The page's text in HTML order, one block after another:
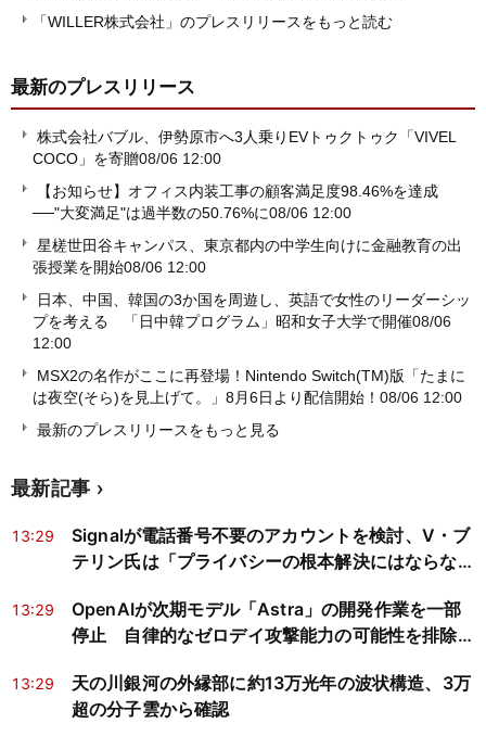
「WILLER株式会社」のプレスリリースをもっと読む
最新のプレスリリース
株式会社バブル、伊勢原市へ3人乗りEVトゥクトゥク「VIVEL
COCO」を寄贈08/06 12:00
【お知らせ】オフィス内装工事の顧客満足度98.46%を達成
──"大変満足"は過半数の50.76%に08/06 12:00
星槎世田谷キャンパス、東京都内の中学生向けに金融教育の出
張授業を開始08/06 12:00
日本、中国、韓国の3か国を周遊し、英語で女性のリーダーシッ
プを考える 「日中韓プログラム」昭和女子大学で開催08/06
12:00
MSX2の名作がここに再登場！Nintendo Switch(TM)版「たまに
は夜空(そら)を見上げて。」8月6日より配信開始！ 08/06 12:00
最新のプレスリリースをもっと見る
最新記事
13:29
Signalが電話番号不要のアカウントを検討、V・ブ
テリン氏は「プライバシーの根本解決にはならな
13:29
OpenAIが次期モデル「Astra」の開発作業を一部
停止 自律的なゼロデイ攻撃能力の可能性を排除で
13:29
天の川銀河の外縁部に約13万光年の波状構造、3万
超の分子雲から確認